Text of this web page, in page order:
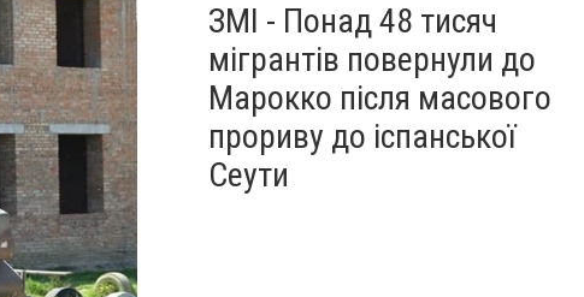
ЗМІ - Понад 48 тисяч
мігрантів повернули до
Марокко після масового
прориву до іспанської
Сеути